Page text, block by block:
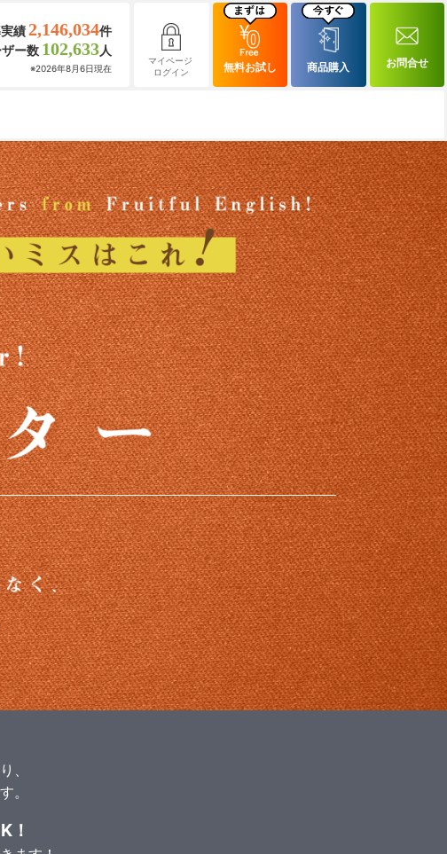
績2,146,034件
ー数 102,633人
※2026年8月6日現在
マイページ
ログイン
無料お試し 商品購入 お問合せ
、
。
！